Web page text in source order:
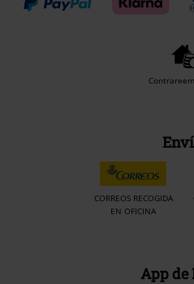
CORREOS RECOGIDA
EN OFICINA
App de